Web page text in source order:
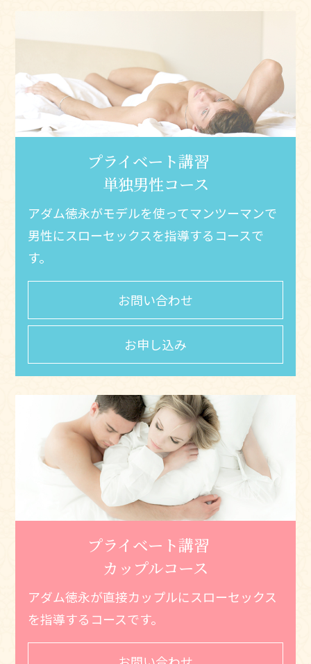
プライベート講習
単独男性コース
アダム徳永がモデルを使ってマンツーマンで
男性にスローセックスを指導するコースで
す。
お問い合わせ
お申し込み
プライベート講習
カップルコース
アダム徳永が直接カップルにスローセックス
を指導するコースです。